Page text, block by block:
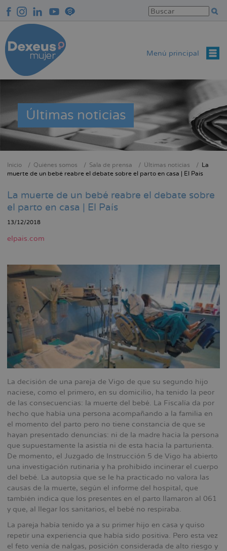
contenido
principal
Menú principal
Últimas noticias
Sobrescribir
de
ayuda
a
la
Inicio Quiénes somos Sala de prensa Últimas noticias
La
muerte de un bebé reabre el debate sobre el parto en casa | El País
La muerte de un bebé reabre el debate sobre
el parto en casa | El País
13/12/2018
elpais.com
La decisión de una pareja de Vigo de que su segundo hijo
naciese, como el primero, en su domicilio, ha tenido la peor
de las consecuencias: la muerte del bebé. La Fiscalía da por
hecho que había una persona acompañando a la familia en
el momento del parto pero no tiene constancia de que se
hayan presentado denuncias: ni de la madre hacia la persona
que supuestamente la asistía ni de esta hacia la parturienta.
De momento, el Juzgado de Instrucción 5 de Vigo ha abierto
una investigación rutinaria y ha prohibido incinerar el cuerpo
del bebé. La autopsia que se le ha practicado no valora las
causas de la muerte, según el informe del hospital, que
también indica que los presentes en el parto llamaron al 061
y que, al llegar los sanitarios, el bebé no respiraba.
La pareja había tenido ya a su primer hijo en casa y quiso
repetir una experiencia que había sido positiva. Pero esta vez
el feto venía de nalgas, posición considerada de alto riesgo y